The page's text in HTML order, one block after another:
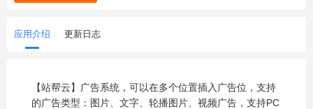
应用介绍 更新日志
【站帮云】广告系统，可以在多个位置插入广告位，支持
的广告类型：图片、文字、轮播图片、视频广告，支持PC